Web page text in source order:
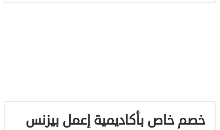
خصم خاص بأكاديمية إعمل بيزنس